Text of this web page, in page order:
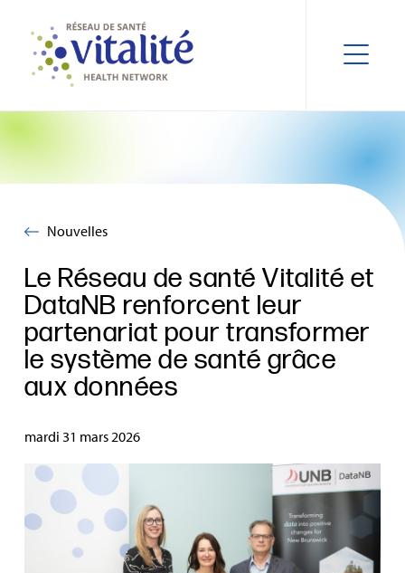
Nouvelles
Le Réseau de santé Vitalité et
DataNB renforcent leur
partenariat pour transformer
le système de santé grâce
aux données
mardi 31 mars 2026